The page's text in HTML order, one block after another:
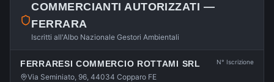
COMMERCIANTI AUTORIZZATI —
FERRARA
Iscritti all'Albo Nazionale Gestori Ambientali
FERRARESI COMMERCIO ROTTAMI SRL
Via Seminiato, 96, 44034 Copparo FE
N° Iscrizione